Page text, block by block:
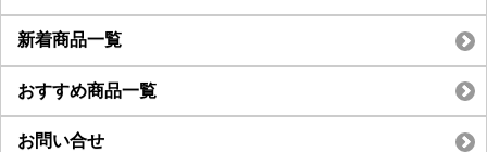
新着商品一覧
おすすめ商品一覧
お問い合せ